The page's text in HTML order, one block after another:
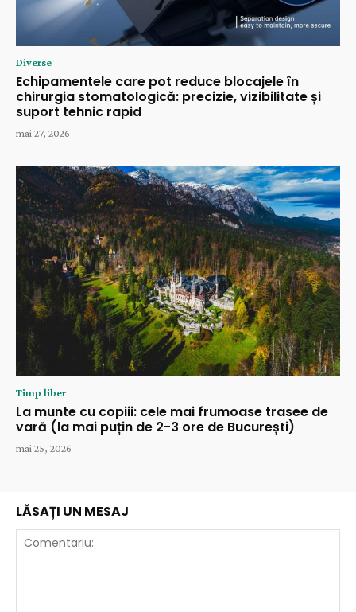
Diverse
Echipamentele care pot reduce blocajele în
chirurgia stomatologică: precizie, vizibilitate și
suport tehnic rapid
mai 27, 2026
Timp liber
La munte cu copiii: cele mai frumoase trasee de
vară (la mai puțin de 2-3 ore de București)
mai 25, 2026
LĂSAȚI UN MESAJ